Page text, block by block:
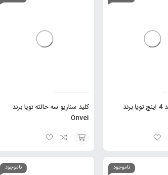
پنل هوشمند 4 اینچ تویا برند
کلید سناریو سه حالته تویا برند
Onvei
انتخاب
ناموجود ناموجود